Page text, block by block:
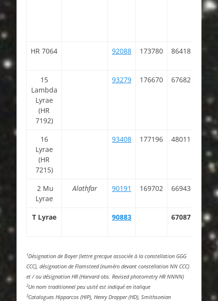
HR 7064 92088 173780 86418
15
Lambda
Lyrae
(HR
7192)
93279 176670 67682
16
Lyrae
(HR
7215)
93408 177196 48011
19
2 Mu
Lyrae
Alathfar 90191 169702 66943
18
T Lyrae
90883 67087
18
1Désignation de Bayer (lettre grecque associée à la constellation GGG
CCC), désignation de Flamsteed (numéro devant constellation NN CCC)
et / ou désignation HR (Harvard obs. Revised photometry HR NNNN)
2Un nom traditionnel peu usité est indiqué en italique
3Catalogues Hipparcos (HIP), Henry Drapper (HD), Smithsonian